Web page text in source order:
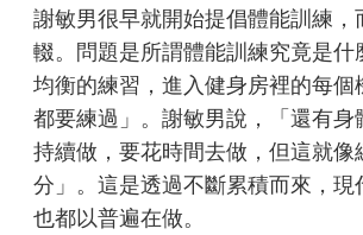
謝敏男很早就開始提倡體能訓練，
輟。問題是所謂體能訓練究竟是什
均衡的練習，進入健身房裡的每個
都要練過」。謝敏男說，「還有身
持續做，要花時間去做，但這就像
分」。這是透過不斷累積而來，現
也都以普遍在做。